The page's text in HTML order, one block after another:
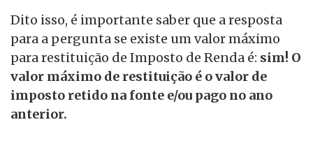
Dito isso, é importante saber que a resposta
para a pergunta se existe um valor máximo
para restituição de Imposto de Renda é: sim! O
valor máximo de restituição é o valor de
imposto retido na fonte e/ou pago no ano
anterior.